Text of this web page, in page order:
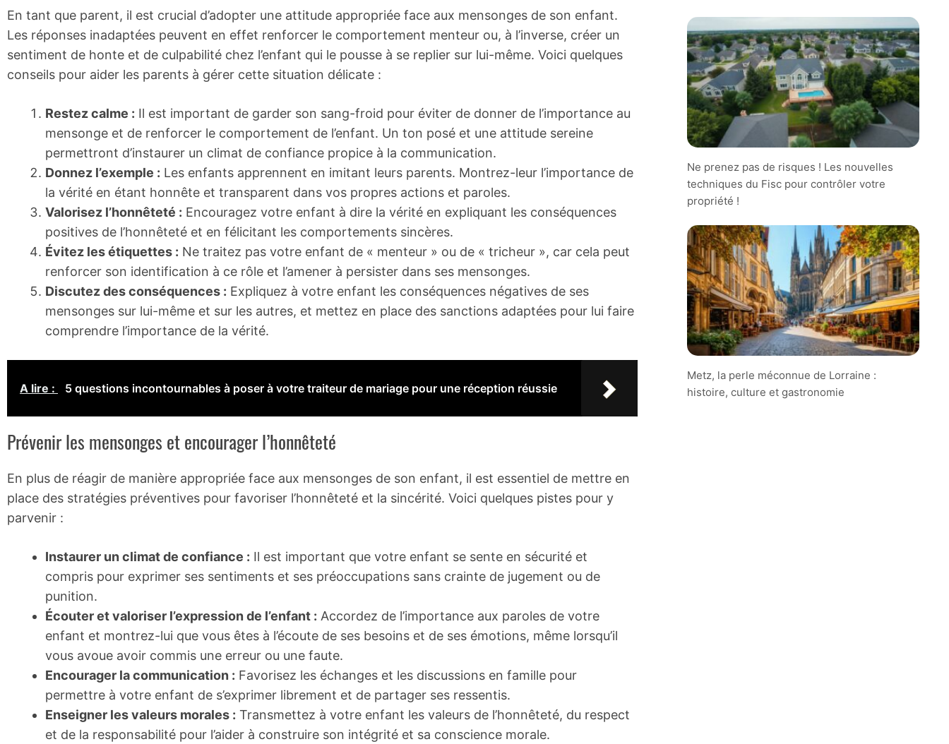
En tant que parent, il est crucial d’adopter une attitude appropriée face aux mensonges de son enfant.
Les réponses inadaptées peuvent en effet renforcer le comportement menteur ou, à l’inverse, créer un
sentiment de honte et de culpabilité chez l’enfant qui le pousse à se replier sur lui-même. Voici quelques
conseils pour aider les parents à gérer cette situation délicate :
Restez calme : Il est important de garder son sang-froid pour éviter de donner de l’importance au
mensonge et de renforcer le comportement de l’enfant. Un ton posé et une attitude sereine
permettront d’instaurer un climat de confiance propice à la communication.
Donnez l’exemple : Les enfants apprennent en imitant leurs parents. Montrez-leur l’importance de
la vérité en étant honnête et transparent dans vos propres actions et paroles.
Valorisez l’honnêteté : Encouragez votre enfant à dire la vérité en expliquant les conséquences
positives de l’honnêteté et en félicitant les comportements sincères.
Évitez les étiquettes : Ne traitez pas votre enfant de « menteur » ou de « tricheur », car cela peut
renforcer son identification à ce rôle et l’amener à persister dans ses mensonges.
Discutez des conséquences : Expliquez à votre enfant les conséquences négatives de ses
mensonges sur lui-même et sur les autres, et mettez en place des sanctions adaptées pour lui faire
comprendre l’importance de la vérité.
A lire : 5 questions incontournables à poser à votre traiteur de mariage pour une réception réussie
Prévenir les mensonges et encourager l’honnêteté
En plus de réagir de manière appropriée face aux mensonges de son enfant, il est essentiel de mettre en
place des stratégies préventives pour favoriser l’honnêteté et la sincérité. Voici quelques pistes pour y
parvenir :
Instaurer un climat de confiance : Il est important que votre enfant se sente en sécurité et
compris pour exprimer ses sentiments et ses préoccupations sans crainte de jugement ou de
punition.
Écouter et valoriser l’expression de l’enfant : Accordez de l’importance aux paroles de votre
enfant et montrez-lui que vous êtes à l’écoute de ses besoins et de ses émotions, même lorsqu’il
vous avoue avoir commis une erreur ou une faute.
Encourager la communication : Favorisez les échanges et les discussions en famille pour
permettre à votre enfant de s’exprimer librement et de partager ses ressentis.
Enseigner les valeurs morales : Transmettez à votre enfant les valeurs de l’honnêteté, du respect
et de la responsabilité pour l’aider à construire son intégrité et sa conscience morale.
Ne prenez pas de risques ! Les nouvelles
techniques du Fisc pour contrôler votre
propriété !
Metz, la perle méconnue de Lorraine :
histoire, culture et gastronomie